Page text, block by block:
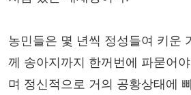
농민들은 몇 년씩 정성들여 키운
께 송아지까지 한꺼번에 파묻어
며 정신적으로 거의 공황상태에